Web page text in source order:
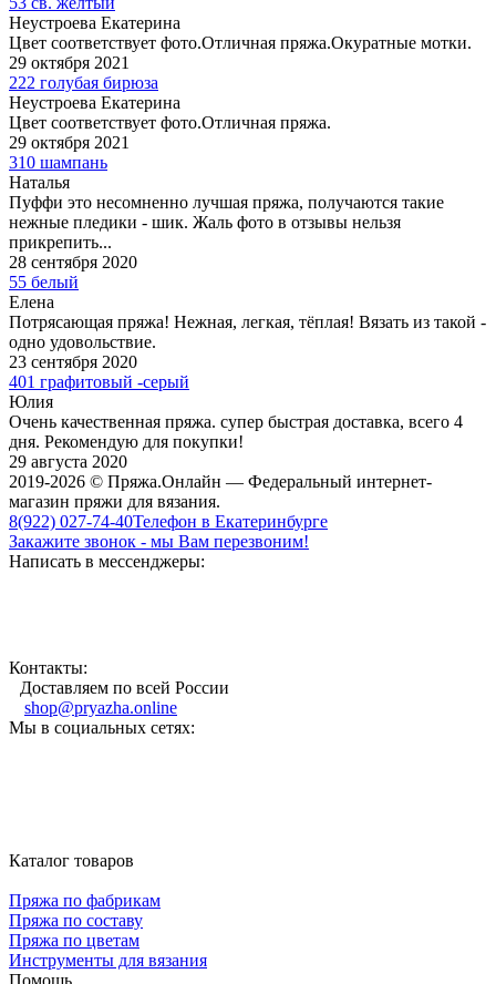
Неустроева Екатерина
Цвет соответствует фото.Отличная пряжа.Окуратные мотки.
29 октября 2021
222 голубая бирюза
Неустроева Екатерина
Цвет соответствует фото.Отличная пряжа.
29 октября 2021
310 шампань
Наталья
Пуффи это несомненно лучшая пряжа, получаются такие
нежные пледики - шик. Жаль фото в отзывы нельзя
прикрепить...
28 сентября 2020
55 белый
Елена
Потрясающая пряжа! Нежная, легкая, тёплая! Вязать из такой -
одно удовольствие.
23 сентября 2020
401 графитовый -серый
Юлия
Очень качественная пряжа. супер быстрая доставка, всего 4
дня. Рекомендую для покупки!
29 августа 2020
2019-2026 © Пряжа.Онлайн — Федеральный интернет-
магазин пряжи для вязания.
8(922) 027-74-40Телефон в Екатеринбурге
Закажите звонок - мы Вам перезвоним!
Написать в мессенджеры:
Контакты:
Доставляем по всей России
shop@pryazha.online
Мы в социальных сетях:
Каталог товаров
Пряжа по фабрикам
Пряжа по составу
Пряжа по цветам
Инструменты для вязания
Помощь